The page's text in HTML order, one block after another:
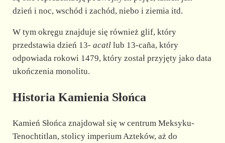
dzień i noc, wschód i zachód, niebo i ziemia itd.
W tym okręgu znajduje się również glif, który
przedstawia dzień 13- acatllub 13-caña, który
odpowiada rokowi 1479, który został przyjęty jako data
ukończenia monolitu.
Historia Kamienia Słońca
Kamień Słońca znajdował się w centrum Meksyku-
Tenochtitlan, stolicy imperium Azteków, aż do